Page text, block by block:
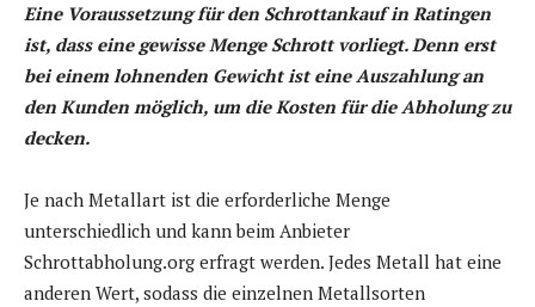
Eine Voraussetzung für den Schrottankauf in Ratingen
ist, dass eine gewisse Menge Schrott vorliegt. Denn erst
bei einem lohnenden Gewicht ist eine Auszahlung an
den Kunden möglich, um die Kosten für die Abholung zu
decken.
Je nach Metallart ist die erforderliche Menge
unterschiedlich und kann beim Anbieter
Schrottabholung.org erfragt werden. Jedes Metall hat eine
anderen Wert, sodass die einzelnen Metallsorten